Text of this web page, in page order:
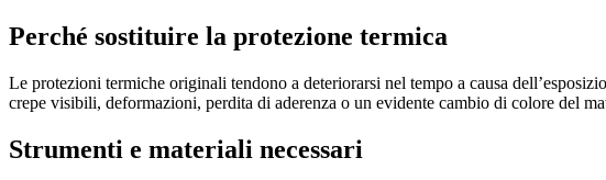
Perché sostituire la protezione termica
Le protezioni termiche originali tendono a deteriorarsi nel tempo a causa
crepe visibili, deformazioni, perdita di aderenza o un evidente cambio di colore del
Strumenti e materiali necessari